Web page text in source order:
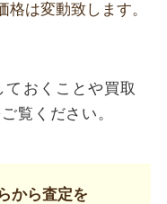
は変動致します。
おくことや買取
ご覧ください。
から査定を